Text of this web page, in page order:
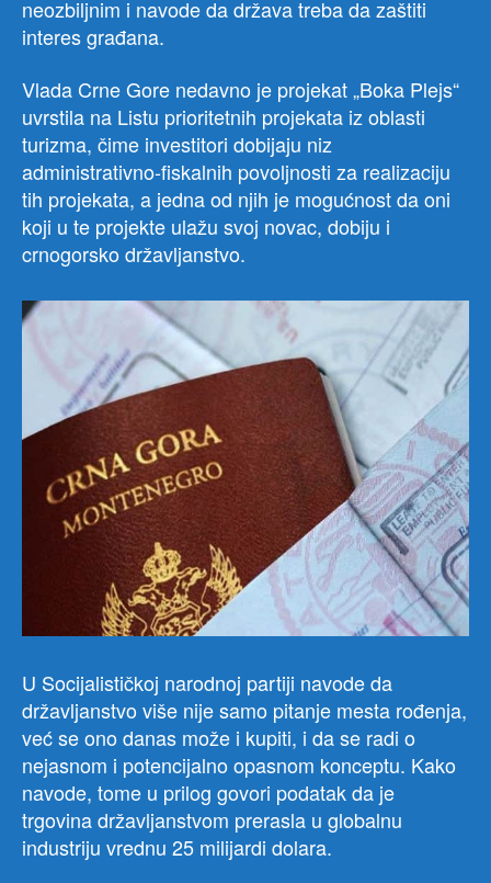
neozbiljnim i navode da država treba da zaštiti
interes građana.
Vlada Crne Gore nedavno je projekat „Boka Plejs“
uvrstila na Listu prioritetnih projekata iz oblasti
turizma, čime investitori dobijaju niz
administrativno-fiskalnih povoljnosti za realizaciju
tih projekata, a jedna od njih je mogućnost da oni
koji u te projekte ulažu svoj novac, dobiju i
crnogorsko državljanstvo.
U Socijalističkoj narodnoj partiji navode da
državljanstvo više nije samo pitanje mesta rođenja,
već se ono danas može i kupiti, i da se radi o
nejasnom i potencijalno opasnom konceptu. Kako
navode, tome u prilog govori podatak da je
trgovina državljanstvom prerasla u globalnu
industriju vrednu 25 milijardi dolara.